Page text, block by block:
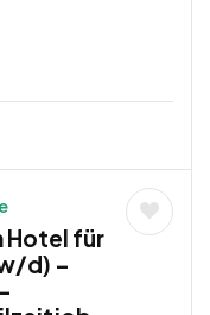
Hotel für
d) –